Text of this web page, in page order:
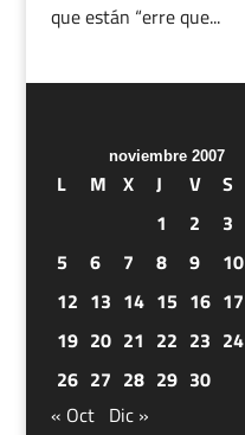
que están “erre que...
noviembre 2007
L M X J V S
1
2 3
5
6 7 8 9 10
12 13 14 15 16 17
19 20 21 22 23 24
26 27 28 29 30
« Oct Dic »